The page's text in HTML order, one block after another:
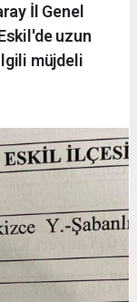
İl Genel
uzun
müjdeli